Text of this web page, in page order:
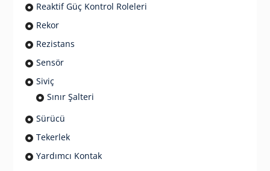
Reaktif Güç Kontrol Roleleri
Rekor
Rezistans
Sensör
Siviç
Sınır Şalteri
Sürücü
Tekerlek
Yardımcı Kontak